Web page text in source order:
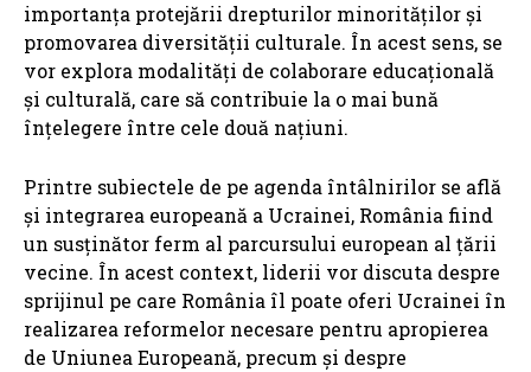
importanța protejării drepturilor minorităților și
promovarea diversității culturale. În acest sens, se
vor explora modalități de colaborare educațională
și culturală, care să contribuie la o mai bună
înțelegere între cele două națiuni.
Printre subiectele de pe agenda întâlnirilor se află
și integrarea europeană a Ucrainei, România fiind
un susținător ferm al parcursului european al țării
vecine. În acest context, liderii vor discuta despre
sprijinul pe care România îl poate oferi Ucrainei în
realizarea reformelor necesare pentru apropierea
de Uniunea Europeană, precum și despre